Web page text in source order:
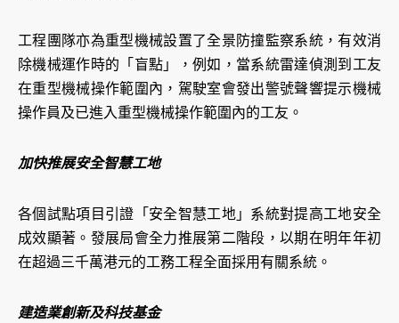
工程團隊亦為重型機械設置了全景防撞監察系統，有效消
除機械運作時的「盲點」，例如，當系統雷達偵測到工友
在重型機械操作範圍內，駕駛室會發出警號聲響提示機械
操作員及已進入重型機械操作範圍內的工友。
加快推展安全智慧工地
各個試點項目引證「安全智慧工地」系統對提高工地安全
成效顯著。發展局會全力推展第二階段，以期在明年年初
在超過三千萬港元的工務工程全面採用有關系統。
建造業創新及科技基金